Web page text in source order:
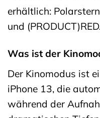
erhältlich:
und
Was ist der
Der Kinomodus ist
iPhone 13, die
während der